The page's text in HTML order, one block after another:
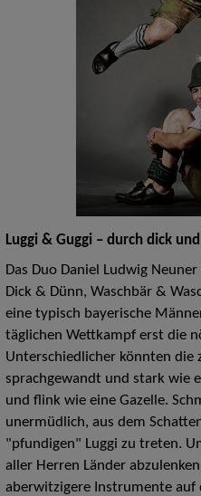
Luggi & Guggi – durch dick
Das Duo Daniel Ludwig Neuner
Dick & Dünn, Waschbär &
eine typisch bayerische
täglichen Wettkampf erst die
Unterschiedlicher könnten die
sprachgewandt und stark wie
und flink wie eine Gazelle.
unermüdlich, aus dem
"pfundigen" Luggi zu treten.
aller Herren Länder
aberwitzigere Instrumente auf